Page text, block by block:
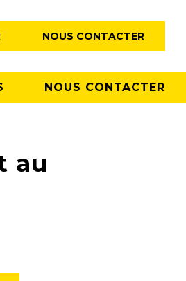
NOUS CONTACTER
NOUS CONTACTER
au